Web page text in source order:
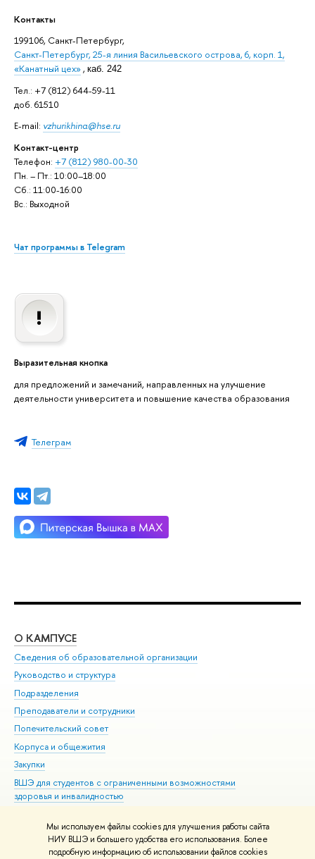
Мы используем файлы cookies для улучшения работы сайта
НИУ ВШЭ и большего удобства его использования. Более
подробную информацию об использовании файлов cookies
Контакты
199106, Санкт-Петербург,
Санкт-Петербург, 25-я линия Васильевского острова, 6, корп. 1,
«Канатный цех», каб. 242
Тел.: +7 (812) 644-59-11
доб. 61510
E-mail: vzhurikhina@hse.ru
Контакт-центр
Телефон: +7 (812) 980-00-30
Пн. – Пт.: 10:00–18:00
Сб.: 11:00-16:00
Вс.: Выходной
Чат программы в Telegram
Выразительная кнопка
для предложений и замечаний, направленных на улучшение
деятельности университета и повышение качества образования
Телеграм
О КАМПУСЕ
Сведения об образовательной организации
Руководство и структура
Подразделения
Преподаватели и сотрудники
Попечительский совет
Корпуса и общежития
Закупки
ВШЭ для студентов с ограниченными возможностями
здоровья и инвалидностью
Единая платежная страница